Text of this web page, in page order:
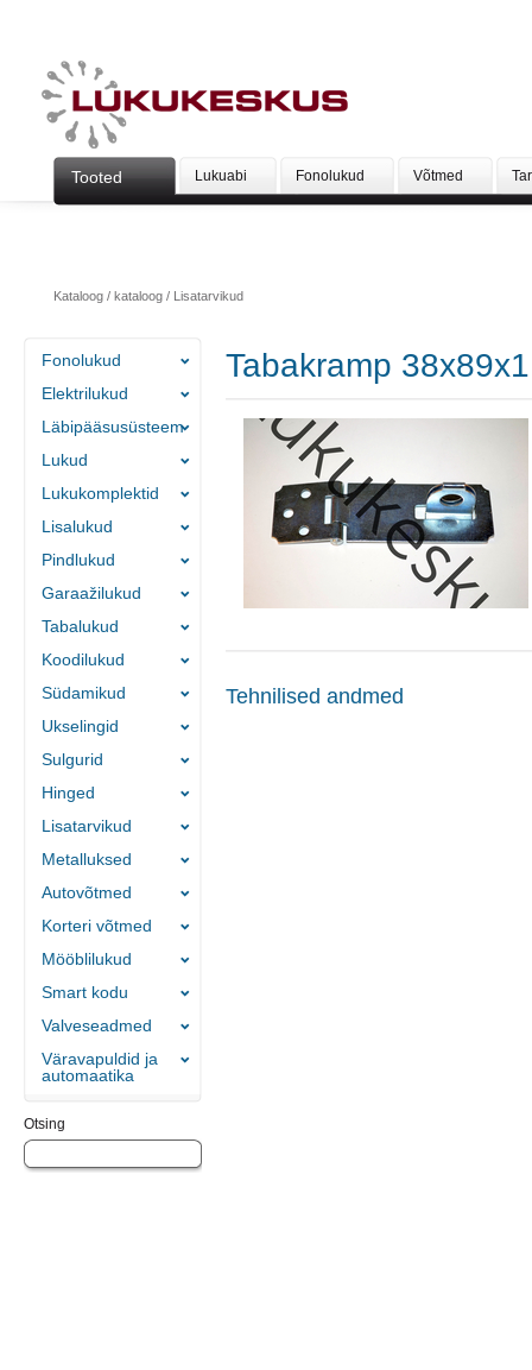
Tooted Lukuabi Fonolukud Võtmed
Kataloog/ kataloog/ Lisatarvikud
Tabakramp
Tehnilised andmed
Fonolukud
Elektrilukud
Läbipääsusüsteem
Lukud
Lukukomplektid
Lisalukud
Pindlukud
Garaažilukud
Tabalukud
Koodilukud
Südamikud
Ukselingid
Sulgurid
Hinged
Lisatarvikud
Metalluksed
Autovõtmed
Korteri võtmed
Mööblilukud
Smart kodu
Valveseadmed
Väravapuldid ja
automaatika
Otsing